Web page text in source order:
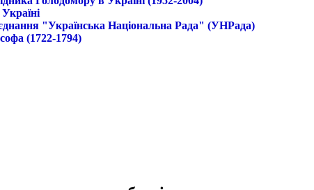
"Українська Національна Рада" (УНРада)
(1722-1794)